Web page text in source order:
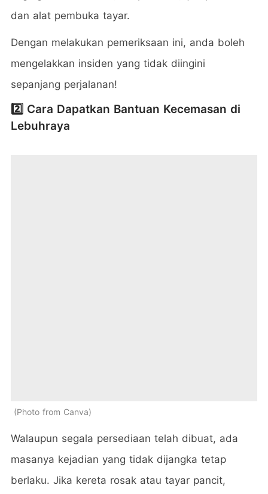
dan alat pembuka tayar.
Dengan melakukan pemeriksaan ini, anda boleh
mengelakkan insiden yang tidak diingini
sepanjang perjalanan!
2️⃣ Cara Dapatkan Bantuan Kecemasan di
Lebuhraya
Photo from Canva
Walaupun segala persediaan telah dibuat, ada
masanya kejadian yang tidak dijangka tetap
berlaku. Jika kereta rosak atau tayar pancit,